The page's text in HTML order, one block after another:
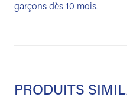
garçons dès 10 mois.
PRODUITS